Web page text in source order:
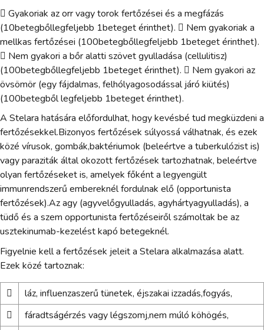
 Gyakoriak az orr vagy torok fertőzései és a megfázás
(10betegbőllegfeljebb 1beteget érinthet).  Nem gyakoriak a
mellkas fertőzései (100betegbőllegfeljebb 1beteget érinthet).
 Nem gyakori a bőr alatti szövet gyulladása (cellulitisz)
(100betegbőllegfeljebb 1beteget érinthet).  Nem gyakori az
övsömör (egy fájdalmas, felhólyagosodással járó kiütés)
(100betegből legfeljebb 1beteget érinthet).
A Stelara hatására előfordulhat, hogy kevésbé tud megküzdeni a
fertőzésekkel.Bizonyos fertőzések súlyossá válhatnak, és ezek
közé vírusok, gombák,baktériumok (beleértve a tuberkulózist is)
vagy paraziták által okozott fertőzések tartozhatnak, beleértve
olyan fertőzéseket is, amelyek főként a legyengült
immunrendszerű embereknél fordulnak elő (opportunista
fertőzések).Az agy (agyvelőgyulladás, agyhártyagyulladás), a
tüdő és a szem opportunista fertőzéseiről számoltak be az
usztekinumab-kezelést kapó betegeknél.
Figyelnie kell a fertőzések jeleit a Stelara alkalmazása alatt.
Ezek közé tartoznak:

láz, influenzaszerű tünetek, éjszakai izzadás,fogyás,

fáradtságérzés vagy légszomj,nem múló köhögés,